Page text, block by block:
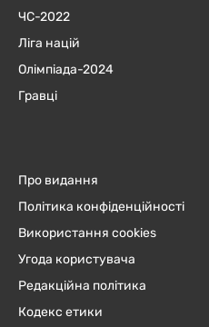
ЧC-2022
Ліга націй
Олімпіада-2024
Гравці
Про видання
Політика конфіденційності
Використання cookies
Угода користувача
Редакційна політика
Кодекс етики